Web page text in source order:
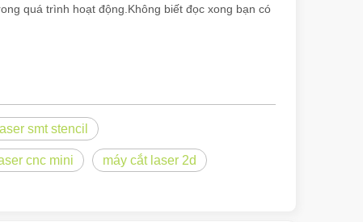
đánh dấu laser đã nổi lên như các công cụ không thể thiếu,
quá trình hoạt động.Không biết đọc xong bạn có
smt stencil
cnc mini máy cắt laser 2d